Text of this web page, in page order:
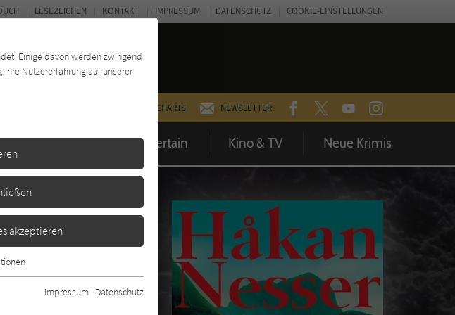
CHARTS NEWSLETTER FACEBOOKTWITTERYOUTUBEINSTAGRAM
Magazin Entertain Kino & TV Neue Krimis
LESEZEICHEN KONTAKT IMPRESSUM DATENSCHUTZ COOKIE-EINSTELLUNGEN
Einige davon werden zwingend
Nutzererfahrung auf unserer
akzeptieren
Funktionen der Webseite
einwandfrei
Impressum | Datenschutz